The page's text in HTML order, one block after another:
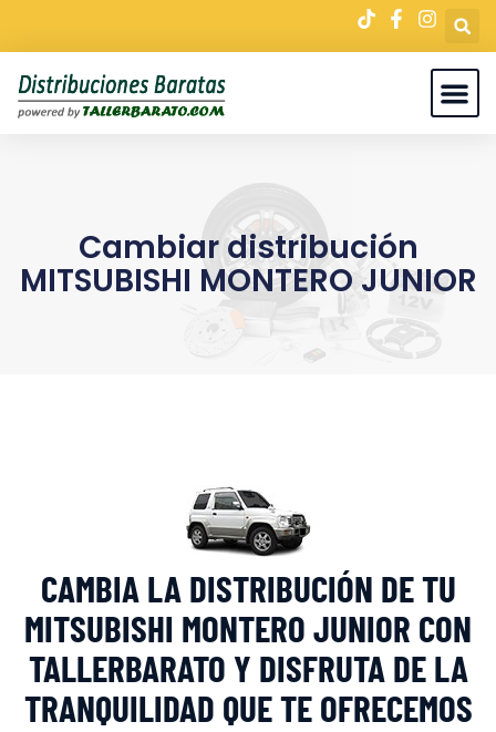
Cambiar distribución
MITSUBISHI MONTERO JUNIOR
CAMBIA LA DISTRIBUCIÓN DE TU
MITSUBISHI MONTERO JUNIOR CON
TALLERBARATO Y DISFRUTA DE LA
TRANQUILIDAD QUE TE OFRECEMOS